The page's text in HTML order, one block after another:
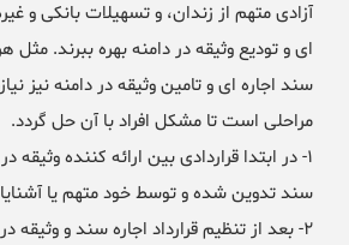
آزادی متهم از زندان، و تسهیلات بانکی و
ای و تودیع وثیقه در دامنه بهره ببرند. مثل
سند اجاره ای و تامین وثیقه در دامنه نیز
مراحلی است تا مشکل افراد با آن حل گردد.
۱- در ابتدا قراردادی بین ارائه کننده وثیقه
سند تدوین شده و توسط خود متهم یا
۲- بعد از تنظیم قرارداد اجاره سند و وثیقه